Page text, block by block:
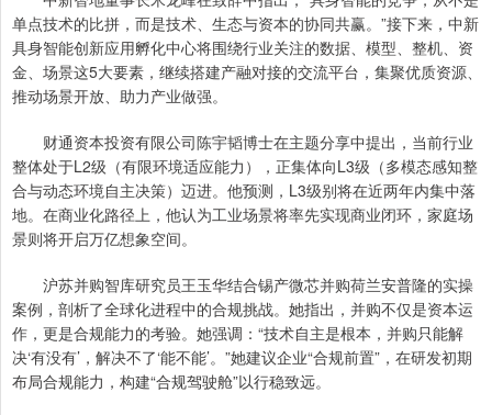
单点技术的比拼，而是技术、生态与资本的协同共赢。”接下来，中新
具身智能创新应用孵化中心将围绕行业关注的数据、模型、整机、资
金、场景这5大要素，继续搭建产融对接的交流平台，集聚优质资源、
推动场景开放、助力产业做强。
财通资本投资有限公司陈宇韬博士在主题分享中提出，当前行业
整体处于L2级（有限环境适应能力），正集体向L3级（多模态感知整
合与动态环境自主决策）迈进。他预测，L3级别将在近两年内集中落
地。在商业化路径上，他认为工业场景将率先实现商业闭环，家庭场
景则将开启万亿想象空间。
沪苏并购智库研究员王玉华结合锡产微芯并购荷兰安普隆的实操
案例，剖析了全球化进程中的合规挑战。她指出，并购不仅是资本运
作，更是合规能力的考验。她强调：“技术自主是根本，并购只能解
决‘有没有’，解决不了‘能不能’。”她建议企业“合规前置”，在研发初期
布局合规能力，构建“合规驾驶舱”以行稳致远。